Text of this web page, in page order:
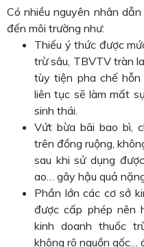
Có nhiều nguyên nhân
đến môi trường như:
Thiếu ý thức được
trừ sâu, TBVTV tràn
tùy tiện pha chế
liên tục sẽ làm mất
sinh thái.
Vứt bừa bãi bao bì,
trên đồng ruộng,
sau khi sử dụng
ao… gây hậu quả
Phần lớn các cơ sở
được cấp phép nên
kinh doanh thuốc
không rõ nguồn gốc…